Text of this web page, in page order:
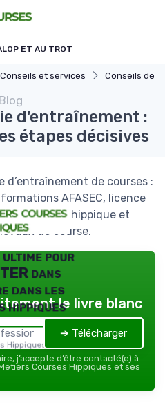
ET AU TROT
Conseils et services Conseils de
Blog
d'entraînement :
étapes décisives
d’entraînement de courses :
AFASEC, licence
fiscalité hippique et
de course.
ultime pour
dans
dans les
hippiques
Hippiques — 2026
le livre blanc
➔ Télécharger
j’accepte d’être contacté(e) à
Courses Hippiques et ses